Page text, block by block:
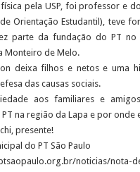
pela USP, foi professor e
de Orientação Estudantil), teve
parte da fundação do PT no
Monteiro de Melo.
deixa filhos e netos e uma
das causas sociais.
aos familiares e
na região da Lapa e por onde
presente!
do PT São Paulo
noticias/nota-